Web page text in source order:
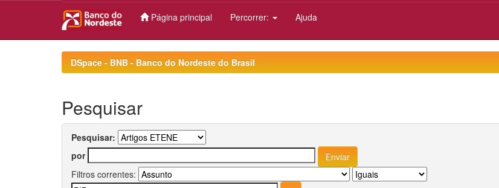
Página principal Percorrer: Ajuda
DSpace - BNB - Banco do Nordeste do Brasil
Pesquisar
Pesquisar:
por
Filtros correntes: